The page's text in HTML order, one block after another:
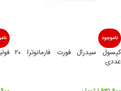
ناموجود
کپسول سیدرال فورت فارمانوترا ۲۰
عددی
فولیک